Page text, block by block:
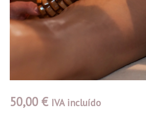
50,00 € IVA incluído